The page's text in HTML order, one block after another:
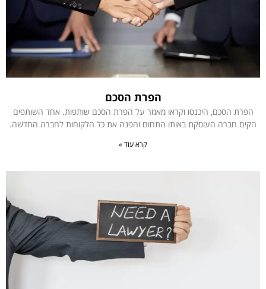
הפרת הסכם
הפרת הסכם, היכנסו וקראו מאמר על הפרת הסכם שותפות. אחד השותפים
הקים חברה העוסקת באותו התחום והפנה את כל הלקוחות לחברה החדשה.
קרא עוד »